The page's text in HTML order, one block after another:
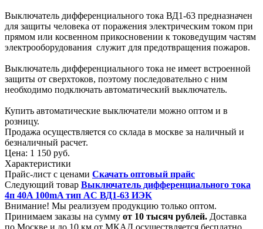
Выключатель дифференциального тока ВД1-63 предназначен
для защиты человека от поражения электрическим током при
прямом или косвенном прикосновении к токоведущим частям
электрооборудования служит для предотвращения пожаров.
Выключатель дифференциального тока не имеет встроенной
защиты от сверхтоков, поэтому последовательно с ним
необходимо подключать автоматический выключатель.
Купить автоматические выключатели можно оптом и в
розницу.
Продажа осуществляется со склада в москве за наличный и
безналичный расчет.
Цена: 1 150 руб.
Характеристики
Прайс-лист с ценами Скачать оптовый прайс
Следующий товар Выключатель дифференциального тока
4п 40A 100mA тип AC ВД1-63 ИЭК
Внимание! Мы реализуем продукцию только оптом.
Принимаем заказы на сумму от 10 тысяч рублей. Доставка
по Москве и до 10 км от МКАД осуществляется бесплатно.